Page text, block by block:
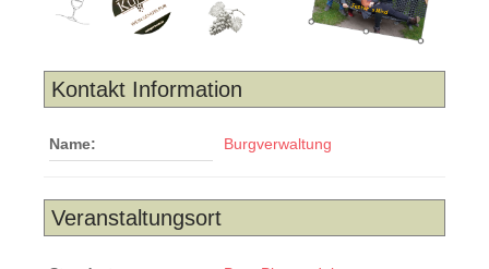
Kontakt Information
Name: Burgverwaltung
Veranstaltungsort